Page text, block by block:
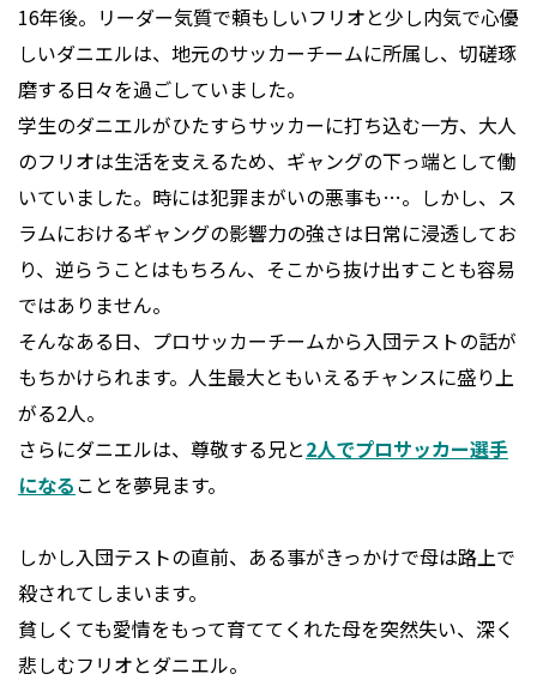
16年後。リーダー気質で頼もしいフリオと少し内気で心優
しいダニエルは、地元のサッカーチームに所属し、切磋琢
磨する日々を過ごしていました。
学生のダニエルがひたすらサッカーに打ち込む一方、大人
のフリオは生活を支えるため、ギャングの下っ端として働
いていました。時には犯罪まがいの悪事も…。しかし、ス
ラムにおけるギャングの影響力の強さは日常に浸透してお
り、逆らうことはもちろん、そこから抜け出すことも容易
ではありません。
そんなある日、プロサッカーチームから入団テストの話が
もちかけられます。人生最大ともいえるチャンスに盛り上
がる2人。
さらにダニエルは、尊敬する兄と2人でプロサッカー選手
になることを夢見ます。
しかし入団テストの直前、ある事がきっかけで母は路上で
殺されてしまいます。
貧しくても愛情をもって育ててくれた母を突然失い、深く
悲しむフリオとダニエル。